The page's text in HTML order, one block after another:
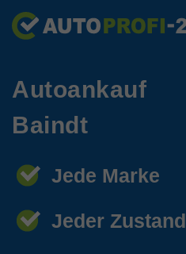
Autoankauf
Baindt
Jede Marke
Jeder Zustand